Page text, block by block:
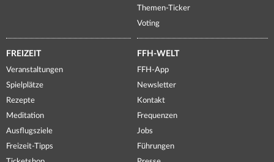
Themen-Ticker
Voting
FREIZEIT
Veranstaltungen
Spielplätze
Rezepte
Meditation
Ausflugsziele
Freizeit-Tipps
FFH-WELT
FFH-App
Newsletter
Kontakt
Frequenzen
Jobs
Führungen